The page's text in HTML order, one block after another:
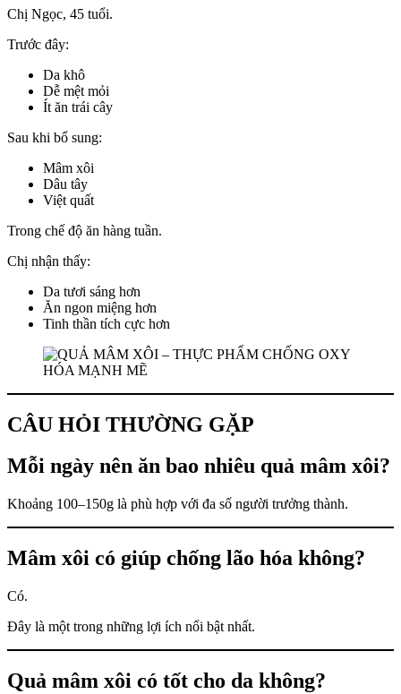
Chị Ngọc, 45 tuổi.
Trước đây:
Da khô
Dễ mệt mỏi
Ít ăn trái cây
Sau khi bổ sung:
Mâm xôi
Dâu tây
Việt quất
Trong chế độ ăn hàng tuần.
Chị nhận thấy:
Da tươi sáng hơn
Ăn ngon miệng hơn
Tinh thần tích cực hơn
CÂU HỎI THƯỜNG GẶP
Mỗi ngày nên ăn bao nhiêu quả mâm xôi?
Khoảng 100–150g là phù hợp với đa số người trưởng thành.
Mâm xôi có giúp chống lão hóa không?
Có.
Đây là một trong những lợi ích nổi bật nhất.
Quả mâm xôi có tốt cho da không?